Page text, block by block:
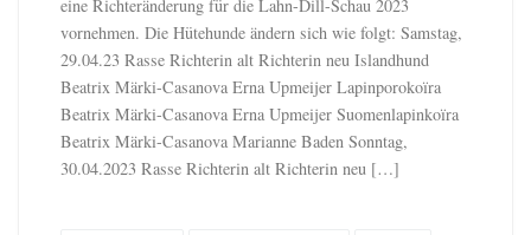
eine Richteränderung für die Lahn-Dill-Schau 2023
vornehmen. Die Hütehunde ändern sich wie folgt: Samstag,
29.04.23 Rasse Richterin alt Richterin neu Islandhund
Beatrix Märki-Casanova Erna Upmeijer Lapinporokoïra
Beatrix Märki-Casanova Erna Upmeijer Suomenlapinkoïra
Beatrix Märki-Casanova Marianne Baden Sonntag,
30.04.2023 Rasse Richterin alt Richterin neu […]